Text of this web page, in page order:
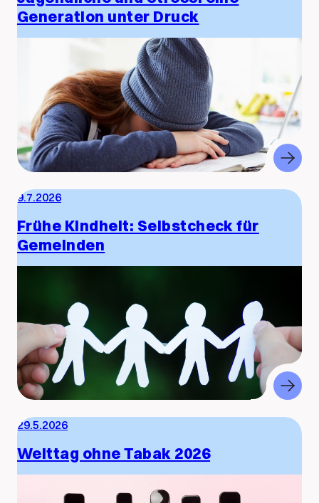
Generation unter Druck
9.7.2026
Frühe Kindheit: Selbstcheck für
Gemeinden
29.5.2026
Welttag ohne Tabak 2026